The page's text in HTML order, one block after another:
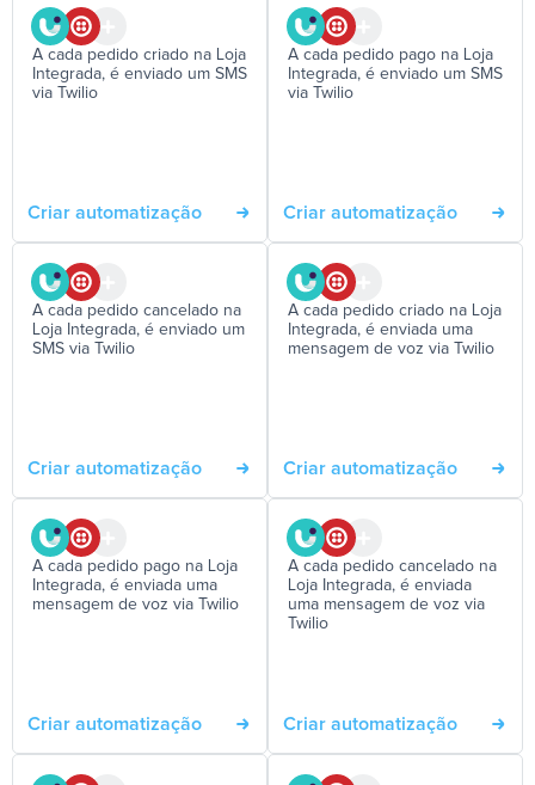
A cada pedido criado na Loja
Integrada, é enviado um SMS
via Twilio
Criar automatização
A cada pedido pago na Loja
Integrada, é enviado um SMS
via Twilio
Criar automatização
A cada pedido cancelado na
Loja Integrada, é enviado um
SMS via Twilio
Criar automatização
A cada pedido criado na Loja
Integrada, é enviada uma
mensagem de voz via Twilio
Criar automatização
A cada pedido pago na Loja
Integrada, é enviada uma
mensagem de voz via Twilio
Criar automatização
A cada pedido cancelado na
Loja Integrada, é enviada
uma mensagem de voz via
Twilio
Criar automatização